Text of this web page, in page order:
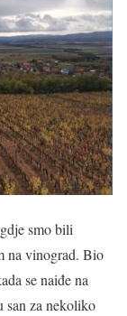
smo bili
na vinograd. Bio
se naiđe na
san za nekoliko